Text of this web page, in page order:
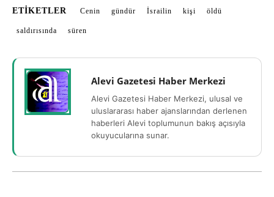
ETIKETLER Cenin gündür İsrailin kişi öldü
saldırısında süren
Alevi Gazetesi Haber Merkezi
Alevi Gazetesi Haber Merkezi, ulusal ve
uluslararası haber ajanslarından derlenen
haberleri Alevi toplumunun bakış açısıyla
okuyucularına sunar.